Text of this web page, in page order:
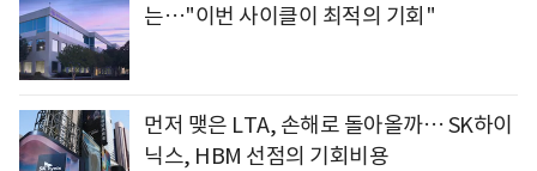
는…"이번 사이클이 최적의 기회"
먼저 맺은 LTA, 손해로 돌아올까… SK하이
닉스, HBM 선점의 기회비용